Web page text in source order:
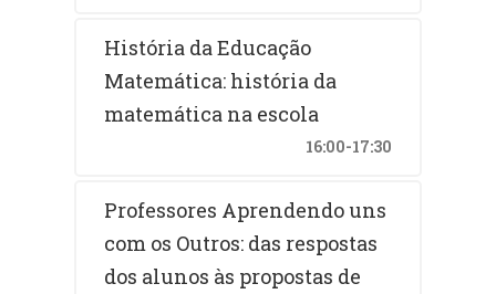
História da Educação
Matemática: história da
matemática na escola
16:00-17:30
Professores Aprendendo uns
com os Outros: das respostas
dos alunos às propostas de